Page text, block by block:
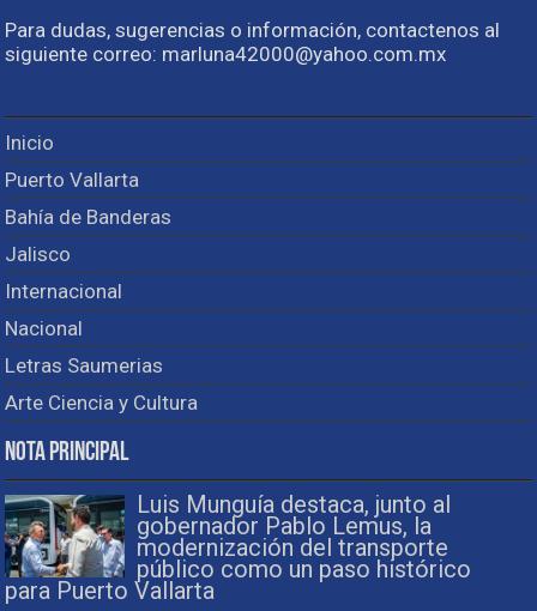
Para dudas, sugerencias o información, contactenos al
siguiente correo: marluna42000@yahoo.com.mx
Inicio
Puerto Vallarta
Bahía de Banderas
Jalisco
Internacional
Nacional
Letras Saumerias
Arte Ciencia y Cultura
Nota Principal
Luis Munguía destaca, junto al
gobernador Pablo Lemus, la
modernización del transporte
público como un paso histórico
para Puerto Vallarta